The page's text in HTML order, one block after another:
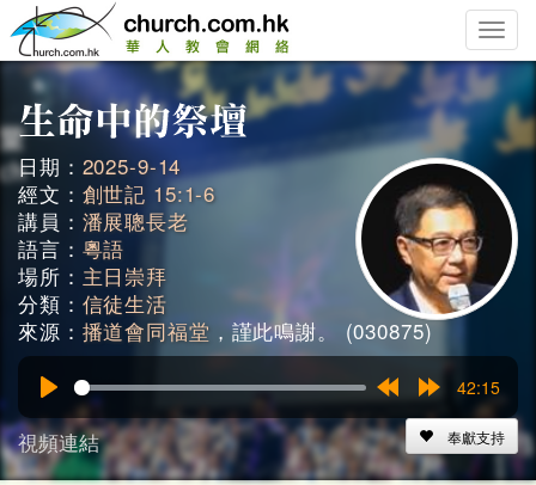
Toggle
日期： 2025-9-14
經文： 創世記 15:1-6
講員： 潘展聰長老
語言： 粵語
場所： 主日崇拜
分類： 信徒生活
來源： 播道會同福堂 ，謹此鳴謝。 (030875)
Play
15s
Forward
15s
42:15
視頻連結 奉獻支持